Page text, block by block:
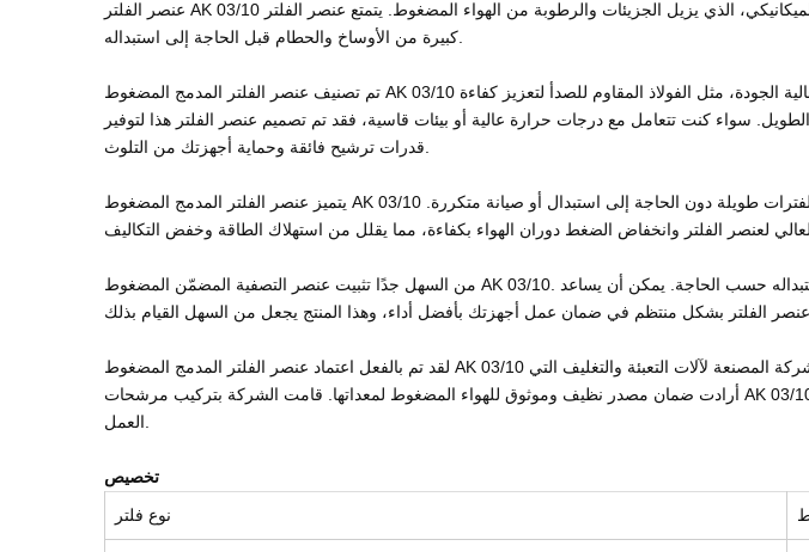
عنصر الفلتر AK 03/10 على مبدأ الترشيح الميكانيكي، الذي يزيل الجزيئات والرطوبة من الهواء المضغوط. يتمتع عنصر الفلتر AK 03/10 بقدرة عالية على الاحتفاظ بالأوساخ، مما يعني أنه يمكنه حبس كمية
تم تصنيف عنصر الفلتر المدمج المضغوط AK 03/10 لدرجة حرارة تشغيل قصوى تبلغ 80 درجة وله معدل ضغط يصل إلى 16 بار. وهي مصنوعة من مواد عالية الجودة، مثل الفولاذ المقاوم للصدأ لتعزيز كفاءة
سواء كنت تتعامل مع درجات حرارة عالية أو بيئات قاسية، فقد تم تصميم عنصر الفلتر هذا لتوفير
يتميز عنصر الفلتر المدمج المضغوط AK 03/10 بعمر خدمة طويل. نظرًا لتصميمه القوي وجودة البناء الفائقة، يمكن أن يستمر عنصر الفلتر هذا لفترات طويلة دون الحاجة إلى استبدال أو صيانة متكررة.
من السهل جدًا تثبيت عنصر التصفية المضمّن المضغوط AK 03/10. يتميز عنصر الفلتر هذا بأنه صغير الحجم وخفيف الوزن، مما يسهل على متخصصي الصيانة تركيبه واستبداله حسب الحاجة. يمكن أن يساعد
لقد تم بالفعل اعتماد عنصر الفلتر المدمج المضغوط AK 03/10 من قبل العديد من العملاء على مستوى العالم الذين قدّروا فعاليته وقيمته. أحد الأمثلة على ذلك هو الشركة المصنعة لآلات التعبئة والتغليف التي
أرادت ضمان مصدر نظيف وموثوق للهواء المضغوط لمعداتها. قامت الشركة بتركيب مرشحات AK 03/10 في نظام الهواء المضغوط الخاص بها، مما أدى إلى تحسين أداء المعدات وتقليل وقت التوقف عن
تخصيص
نوع فلتر